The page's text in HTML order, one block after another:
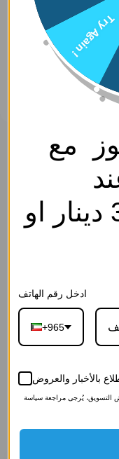
الفاخرة(ورد
صناعي)
Try Again !
مع
الطلب بقيمه 30 دينار او
ادخل رقم الهاتف
+965
بالأخبار والعروض
التسويق، يُرجى مراجعة سياسة